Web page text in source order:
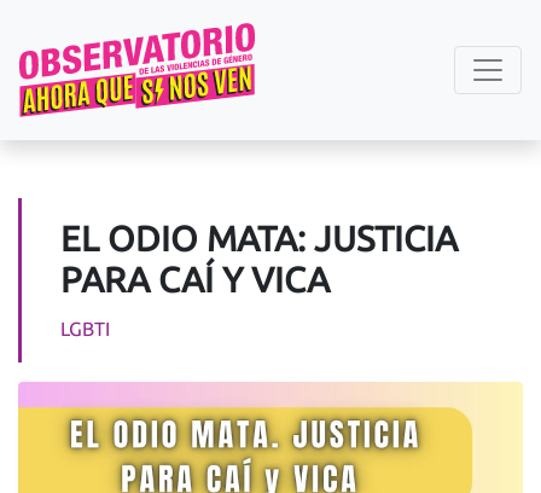
EL ODIO MATA: JUSTICIA
PARA CAÍ Y VICA
LGBTI